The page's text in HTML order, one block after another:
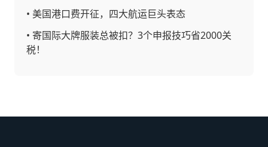
• 美国港口费开征，四大航运巨头表态
• 寄国际大牌服装总被扣？3个申报技巧省2000关
税！